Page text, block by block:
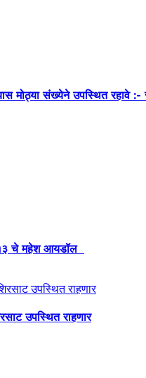
मोठ्या संख्येने उपस्थित रहावे :-
१३ चे महेश आयडॉल
उपस्थित राहणार